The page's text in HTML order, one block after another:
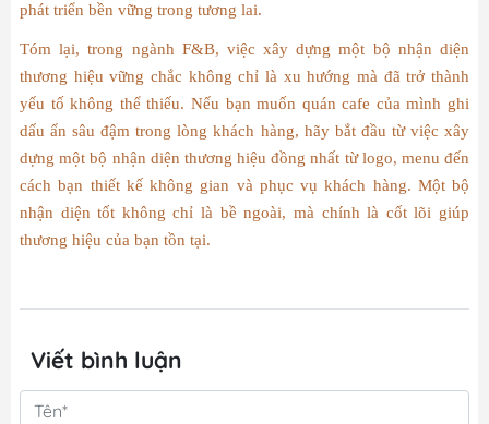
phát triển bền vững trong tương lai.
Tóm lại, trong ngành F&B, việc xây dựng một bộ nhận diện
thương hiệu vững chắc không chỉ là xu hướng mà đã trở thành
yếu tố không thể thiếu. Nếu bạn muốn quán cafe của mình ghi
dấu ấn sâu đậm trong lòng khách hàng, hãy bắt đầu từ việc xây
dựng một bộ nhận diện thương hiệu đồng nhất từ logo, menu đến
cách bạn thiết kế không gian và phục vụ khách hàng. Một bộ
nhận diện tốt không chỉ là bề ngoài, mà chính là cốt lõi giúp
thương hiệu của bạn tồn tại.
Viết bình luận